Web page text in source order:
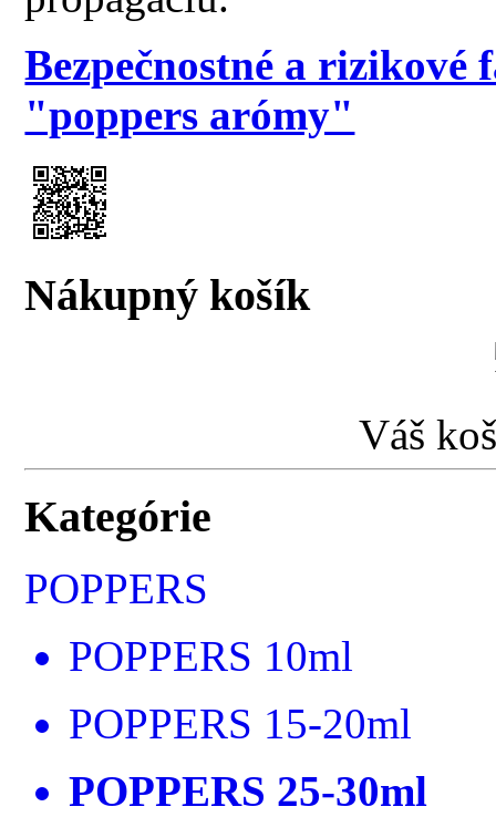
Bezpečnostné a
"poppers arómy"
Nákupný košík
Váš
Kategórie
POPPERS
POPPERS 10ml
POPPERS 15-20ml
POPPERS 25-30ml